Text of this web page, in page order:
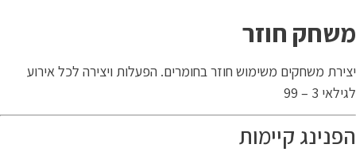
חוזר
משחקים משימוש חוזר בחומרים. הפעלות ויצירה לכל אירוע
3 – 99
קיימות